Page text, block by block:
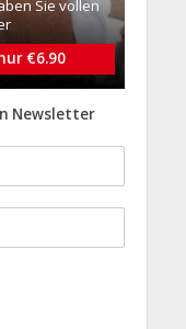
Sie vollen
€6.90
Newsletter